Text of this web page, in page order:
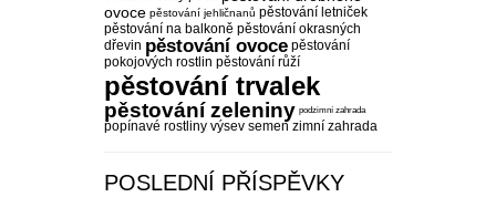
ovoce pěstování jehličnanů pěstování letniček
pěstování na balkoně pěstování okrasných
dřevin pěstování ovoce pěstování
pokojových rostlin pěstování růží
pěstování trvalek
pěstování zeleniny podzimní zahrada
popínavé rostliny výsev semen zimní zahrada
POSLEDNÍ PŘÍSPĚVKY